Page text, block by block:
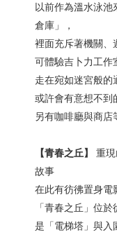
以前作為溫水泳
倉庫」，
裡面充斥著機關、
可體驗吉卜力工作
走在宛如迷宮般的
或許會有意想不到
另有咖啡廳與商店
【青春之丘】
重
故事
在此有彷彿置身電
「青春之丘」位
是「電梯塔」與入